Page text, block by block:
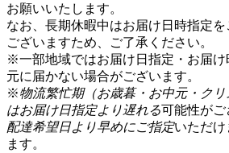
お願いいたします。
なお、長期休暇中はお届け日時指定
ございますため、ご了承ください。
※一部地域ではお届け日指定・お届
元に届かない場合がございます。
※物流繁忙期（お歳暮・お中元・クリ
はお届け日指定より遅れる可能性がご
配達希望日より早めにご指定いただけ
ます。